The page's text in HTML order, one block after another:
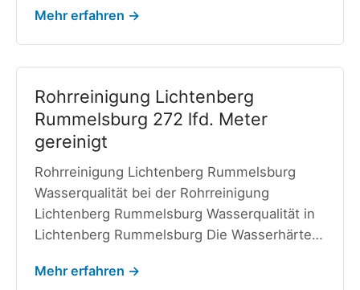
Mehr erfahren →
Rohrreinigung Lichtenberg
Rummelsburg 272 lfd. Meter
gereinigt
Rohrreinigung Lichtenberg Rummelsburg
Wasserqualität bei der Rohrreinigung
Lichtenberg Rummelsburg Wasserqualität in
Lichtenberg Rummelsburg Die Wasserhärte…
Mehr erfahren →